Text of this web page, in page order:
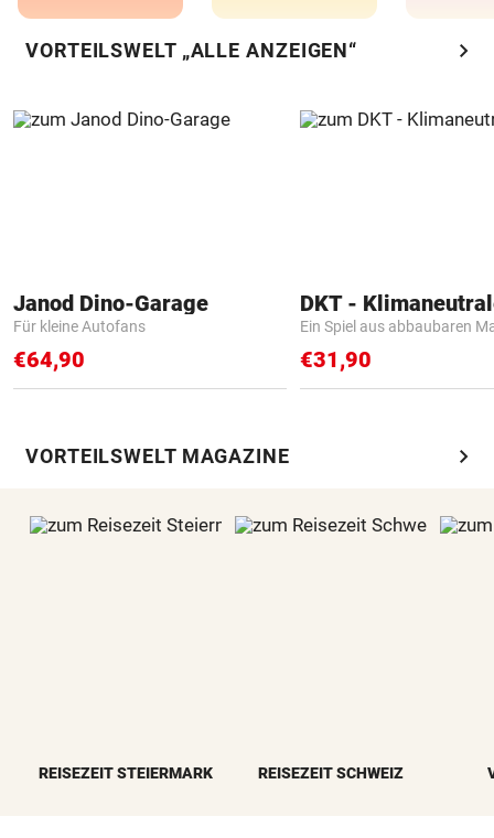
VORTEILSWELT „ALLE ANZEIGEN“ chevron_right
Janod Dino-Garage
Für kleine Autofans
€64,90
Ein Spiel aus abbaubaren
€31,90
VORTEILSWELT MAGAZINE chevron_right
REISEZEIT STEIERMARK REISEZEIT SCHWEIZ